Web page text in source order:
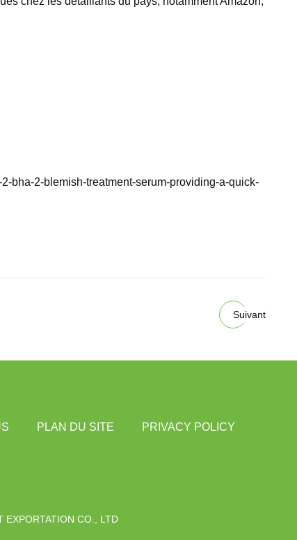
bha-2-blemish-treatment-serum-providing-a-quick-
Suivant
PLAN DU SITE PRIVACY POLICY
EXPORTATION CO., LTD